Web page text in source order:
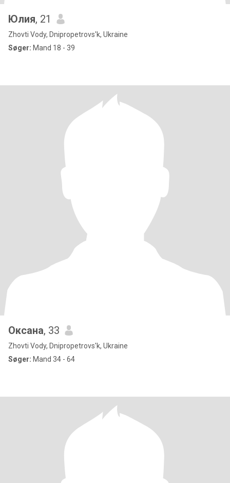
Юлия, 21
Zhovti Vody, Dnipropetrovs'k, Ukraine
Søger: Mand 18 - 39
Оксана, 33
Zhovti Vody, Dnipropetrovs'k, Ukraine
Søger: Mand 34 - 64